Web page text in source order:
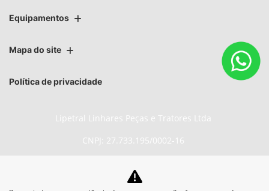
Equipamentos
Mapa do site
Política de privacidade
Lipetral Linhares Peças e Tratores Ltda
CNPJ: 27.733.195/0002-16